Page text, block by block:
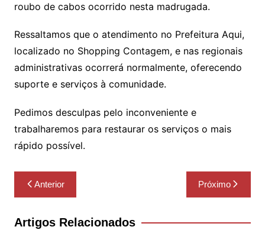
roubo de cabos ocorrido nesta madrugada.
Ressaltamos que o atendimento no Prefeitura Aqui,
localizado no Shopping Contagem, e nas regionais
administrativas ocorrerá normalmente, oferecendo
suporte e serviços à comunidade.
Pedimos desculpas pelo inconveniente e
trabalharemos para restaurar os serviços o mais
rápido possível.
Navegação
de
Post
Anterior Próximo
Artigos Relacionados